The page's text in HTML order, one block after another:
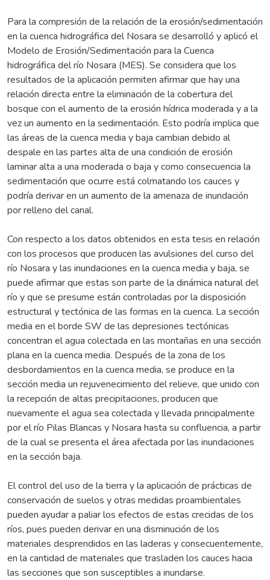
Para la compresión de la relación de la erosión/sedimentación
en la cuenca hidrográfica del Nosara se desarrolló y aplicó el
Modelo de Erosión/Sedimentación para la Cuenca
hidrográfica del río Nosara (MES). Se considera que los
resultados de la aplicación permiten afirmar que hay una
relación directa entre la eliminación de la cobertura del
bosque con el aumento de la erosión hídrica moderada y a la
vez un aumento en la sedimentación. Esto podría implica que
las áreas de la cuenca media y baja cambian debido al
despale en las partes alta de una condición de erosión
laminar alta a una moderada o baja y como consecuencia la
sedimentación que ocurre está colmatando los cauces y
podría derivar en un aumento de la amenaza de inundación
por relleno del canal.
Con respecto a los datos obtenidos en esta tesis en relación
con los procesos que producen las avulsiones del curso del
río Nosara y las inundaciones en la cuenca media y baja, se
puede afirmar que estas son parte de la dinámica natural del
río y que se presume están controladas por la disposición
estructural y tectónica de las formas en la cuenca. La sección
media en el borde SW de las depresiones tectónicas
concentran el agua colectada en las montañas en una sección
plana en la cuenca media. Después de la zona de los
desbordamientos en la cuenca media, se produce en la
sección media un rejuvenecimiento del relieve, que unido con
la recepción de altas precipitaciones, producen que
nuevamente el agua sea colectada y llevada principalmente
por el río Pilas Blancas y Nosara hasta su confluencia, a partir
de la cual se presenta el área afectada por las inundaciones
en la sección baja.
El control del uso de la tierra y la aplicación de prácticas de
conservación de suelos y otras medidas proambientales
pueden ayudar a paliar los efectos de estas crecidas de los
ríos, pues pueden derivar en una disminución de los
materiales desprendidos en las laderas y consecuentemente,
en la cantidad de materiales que trasladen los cauces hacia
las secciones que son susceptibles a inundarse.